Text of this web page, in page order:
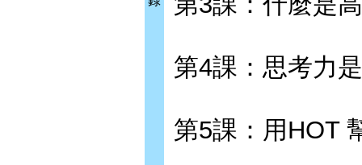
第4課：思考力
第5課：用HOT